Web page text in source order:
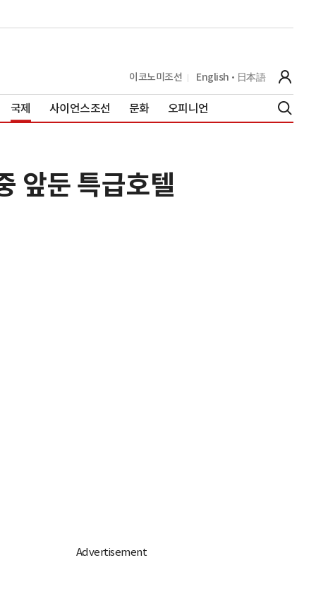
이코노미조선 English 日本語
국제 사이언스조선 문화 오피니언
앞둔 특급호텔